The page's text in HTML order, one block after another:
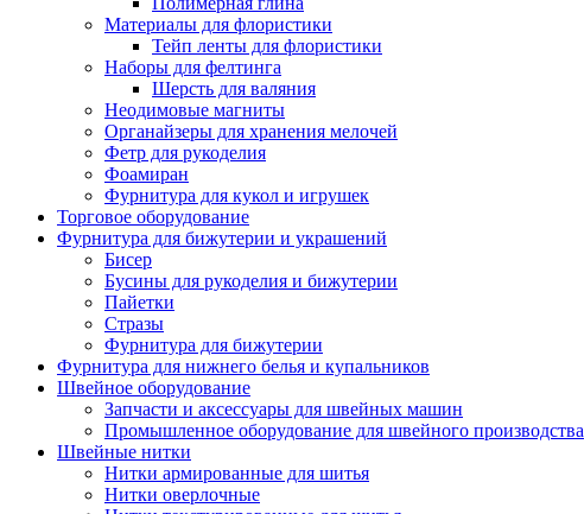
Материалы для флористики
Тейп ленты для флористики
Наборы для фелтинга
Шерсть для валяния
Неодимовые магниты
Органайзеры для хранения мелочей
Фетр для рукоделия
Фоамиран
Фурнитура для кукол и игрушек
Торговое оборудование
Фурнитура для бижутерии и украшений
Бисер
Бусины для рукоделия и бижутерии
Пайетки
Стразы
Фурнитура для бижутерии
Фурнитура для нижнего белья и купальников
Швейное оборудование
Запчасти и аксессуары для швейных машин
Промышленное оборудование для швейного производства
Швейные нитки
Нитки армированные для шитья
Нитки оверлочные